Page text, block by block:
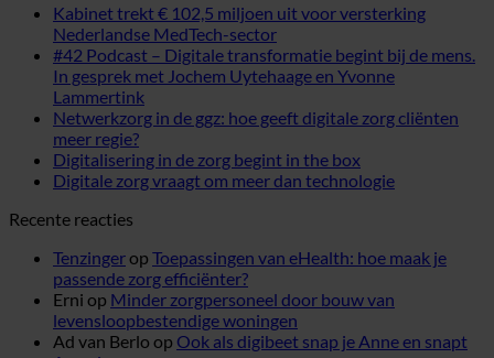
Kabinet trekt € 102,5 miljoen uit voor versterking
Nederlandse MedTech-sector
#42 Podcast – Digitale transformatie begint bij de mens.
In gesprek met Jochem Uytehaage en Yvonne
Lammertink
Netwerkzorg in de ggz: hoe geeft digitale zorg cliënten
meer regie?
Digitalisering in de zorg begint in the box
Digitale zorg vraagt om meer dan technologie
Recente reacties
Tenzingerop Toepassingen van eHealth: hoe maak je
passende zorg efficiënter?
Erni op Minder zorgpersoneel door bouw van
levensloopbestendige woningen
Ad van Berlo op Ook als digibeet snap je Anne en snapt